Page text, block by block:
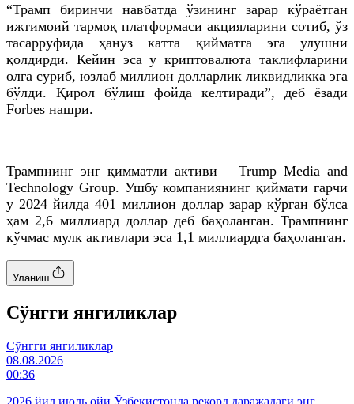
“Трамп биринчи навбатда ўзининг зарар кўраётган
ижтимоий тармоқ платформаси акцияларини сотиб, ўз
тасарруфида ҳануз катта қийматга эга улушни
қолдирди. Кейин эса у криптовалюта таклифларини
олға суриб, юзлаб миллион долларлик ликвидликка эга
бўлди. Қирол бўлиш фойда келтиради”, деб ёзади
Forbes нашри.
Трампнинг энг қимматли активи – Trump Media and
Technology Group. Ушбу компаниянинг қиймати гарчи
у 2024 йилда 401 миллион доллар зарар кўрган бўлса
ҳам 2,6 миллиард доллар деб баҳоланган. Трампнинг
кўчмас мулк активлари эса 1,1 миллиардга баҳоланган.
Уланиш
Cўнгги янгиликлар
Cўнгги янгиликлар
08.08.2026
00:36
2026 йил июль ойи Ўзбекистонда рекорд даражадаги энг